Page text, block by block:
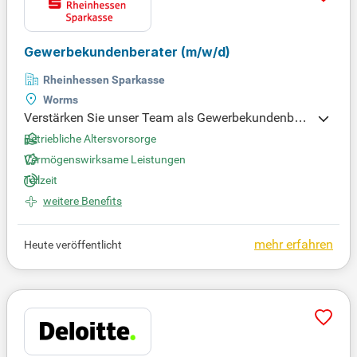
Gewerbekundenberater (m/w/d)
Rheinhessen Sparkasse
Worms
Verstärken Sie unser Team als Gewerbekundenber
ater (m/w/d) in Voll- oder Teilzeit! Helfen Sie uns, d
as Leben in Rheinhessen zu verbessern, indem Sie
unser wertschätzendes, partnerschaftliches Kunde
nengagement fördern. Bewerben Sie sich jetzt!
Betriebliche Altersvorsorge
Vermögenswirksame Leistungen
Teilzeit
weitere Benefits
mehr erfahren
Heute veröffentlicht